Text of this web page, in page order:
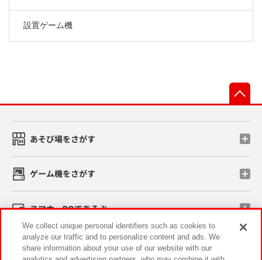
設置ゲーム機
あそび場をさがす
ゲーム機をさがす
スマホ・PCであそぶ
イベント・キャンペーン
We collect unique personal identifiers such as cookies to
analyze our traffic and to personalize content and ads. We
share information about your use of our website with our